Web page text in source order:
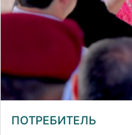
ПОТРЕБИТЕЛЬ